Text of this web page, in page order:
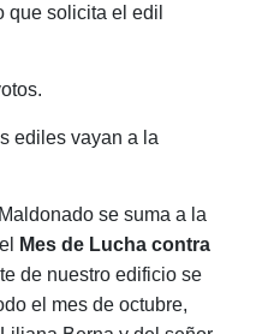
que solicita el edil
ediles vayan a la
se suma a la
Mes de Lucha contra
de nuestro edificio se
el mes de octubre,